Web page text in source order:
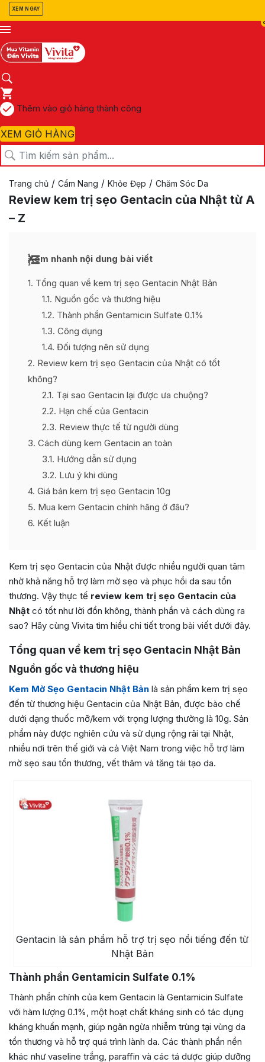
XEM NGAY
0
Thêm vào giỏ hàng thành công
XEM GIỎ HÀNG
Trang chủ / Cẩm Nang / Khỏe Đẹp / Chăm Sóc Da
Review kem trị sẹo Gentacin của Nhật từ A
– Z
Xem nhanh nội dung bài viết
1 Tổng quan về kem trị sẹo Gentacin Nhật Bản
1.1 Nguồn gốc và thương hiệu
1.2 Thành phần Gentamicin Sulfate 0.1%
1.3 Công dụng
1.4 Đối tượng nên sử dụng
2 Review kem trị sẹo Gentacin của Nhật có tốt
không?
2.1 Tại sao Gentacin lại được ưa chuộng?
2.2 Hạn chế của Gentacin
2.3 Review thực tế từ người dùng
3 Cách dùng kem Gentacin an toàn
3.1 Hướng dẫn sử dụng
3.2 Lưu ý khi dùng
4 Giá bán kem trị sẹo Gentacin 10g
5 Mua kem Gentacin chính hãng ở đâu?
6 Kết luận
Kem trị sẹo Gentacin của Nhật được nhiều người quan tâm
nhờ khả năng hỗ trợ làm mờ sẹo và phục hồi da sau tổn
thương. Vậy thực tế review kem trị sẹo Gentacin của
Nhật có tốt như lời đồn không, thành phần và cách dùng ra
sao? Hãy cùng Vivita tìm hiểu chi tiết trong bài viết dưới đây.
Tổng quan về kem trị sẹo Gentacin Nhật Bản
Nguồn gốc và thương hiệu
Kem Mờ Sẹo Gentacin Nhật Bản là sản phẩm kem trị sẹo
đến từ thương hiệu Gentacin của Nhật Bản, được bào chế
dưới dạng thuốc mỡ/kem với trọng lượng thường là 10g. Sản
phẩm này được nghiên cứu và sử dụng rộng rãi tại Nhật,
nhiều nơi trên thế giới và cả Việt Nam trong việc hỗ trợ làm
mờ sẹo sau tổn thương, vết thâm và tăng tái tạo da.
Gentacin là sản phẩm hỗ trợ trị sẹo nổi tiếng đến từ
Nhật Bản
Thành phần Gentamicin Sulfate 0.1%
Thành phần chính của kem Gentacin là Gentamicin Sulfate
với hàm lượng 0.1%, một hoạt chất kháng sinh có tác dụng
kháng khuẩn mạnh, giúp ngăn ngừa nhiễm trùng tại vùng da
tổn thương và hỗ trợ quá trình lành da. Các thành phần nền
khác như vaseline trắng, paraffin và các tá dược giúp dưỡng